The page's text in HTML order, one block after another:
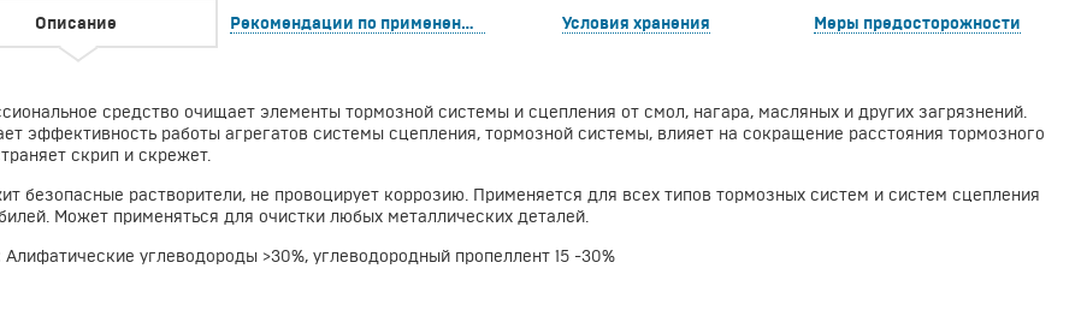
Описание
средство очищает элементы тормозной системы и сцепления от смол, нагара, масляных и других загрязнений.
эффективность работы агрегатов системы сцепления, тормозной системы, влияет на сокращение расстояния тормозного
скрип и скрежет.
безопасные растворители, не провоцирует коррозию. Применяется для всех типов тормозных систем и систем сцепления
Может применяться для очистки любых металлических деталей.
Алифатические углеводороды >30%, углеводородный пропеллент 15 -30%
Рекомендации по применению Условия хранения Меры предосторожности